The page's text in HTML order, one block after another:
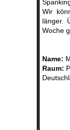
Wir
länger.
Woche
Name:
Raum: